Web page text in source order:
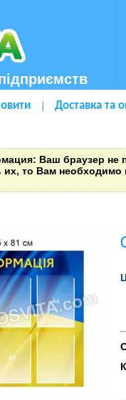
Доставка та
: Ваш браузер не
их, то Вам